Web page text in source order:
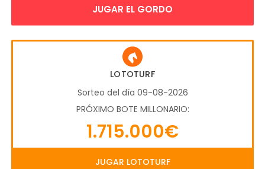
JUGAR EL GORDO
LOTOTURF
Sorteo del día 09-08-2026
PRÓXIMO BOTE MILLONARIO:
1.715.000€
JUGAR LOTOTURF